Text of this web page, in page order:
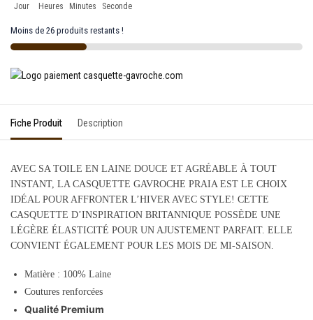
Jour Heures Minutes Seconde
Moins de 26 produits restants !
Fiche Produit Description
AVEC SA TOILE EN LAINE DOUCE ET AGRÉABLE À TOUT
INSTANT, LA CASQUETTE GAVROCHE PRAIA EST LE CHOIX
IDÉAL POUR AFFRONTER L’HIVER AVEC STYLE! CETTE
CASQUETTE D’INSPIRATION BRITANNIQUE POSSÈDE UNE
LÉGÈRE ÉLASTICITÉ POUR UN AJUSTEMENT PARFAIT. ELLE
CONVIENT ÉGALEMENT POUR LES MOIS DE MI-SAISON.
Matière : 100% Laine
Coutures renforcées
Qualité Premium